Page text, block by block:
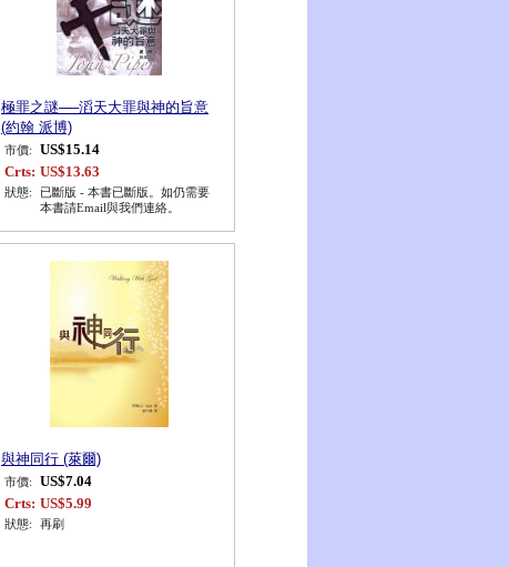
極罪之謎──滔天大罪與神的旨意
(約翰 派博)
市價:
US$15.14
Crts: US$13.63
狀態:
已斷版 - 本書已斷版。如仍需要
本書請Email與我們連絡。
與神同行 (萊爾)
市價:
US$7.04
Crts: US$5.99
狀態: 再刷